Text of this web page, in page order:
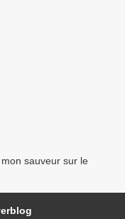
sauveur sur le